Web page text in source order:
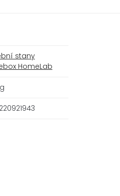
stany
HomeLab